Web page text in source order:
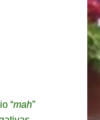
“mah”